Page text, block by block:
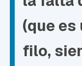
(que es
filo,